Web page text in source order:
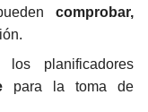
comprobar,
planificadores
para la toma de